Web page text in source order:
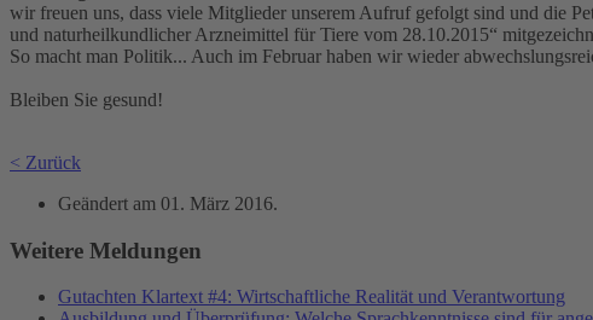
wir freuen uns, dass viele Mitglieder unserem Aufruf gefolgt sind und die
und naturheilkundlicher Arzneimittel für Tiere vom 28.10.2015“
So macht man Politik... Auch im Februar haben wir wieder
Bleiben Sie gesund!
< Zurück
Geändert am 01. März 2016.
Weitere Meldungen
Gutachten Klartext #4: Wirtschaftliche Realität und Verantwortung